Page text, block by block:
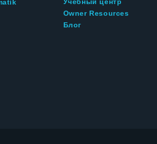
Owner Resources
Блог